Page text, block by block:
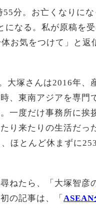
分。お亡くなりに
なる。私が原稿を
お気をつけて」と返
大塚さんは2016年、
、東南アジアを専門
一度だけ事務所に挨
り来たりの生活だっ
ほとんど休まずに
ねたら、「大塚智彦
の記事は、「